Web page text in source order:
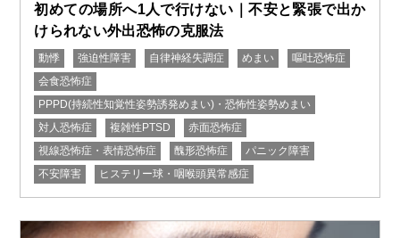
" alt="初めての場所へ1人で行けない｜不安と緊張で出
かけられない外出恐怖の克服法"/>
初めての場所へ1人で行けない｜不安と緊張で出か
けられない外出恐怖の克服法
動悸 強迫性障害 自律神経失調症 めまい
嘔吐恐怖症
会食恐怖症
PPPD(持続性知覚性姿勢誘発めまい)・恐怖性姿勢めまい
対人恐怖症
複雑性PTSD
赤面恐怖症
視線恐怖症・表情恐怖症
醜形恐怖症
パニック障害
不安障害
ヒステリー球・咽喉頭異常感症